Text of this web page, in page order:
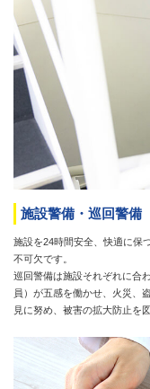
施設警備・巡回警備
施設を24時間安全、快適に保
不可欠です。
巡回警備は施設それぞれに合
員）が五感を働かせ、火災、
見に努め、被害の拡大防止を